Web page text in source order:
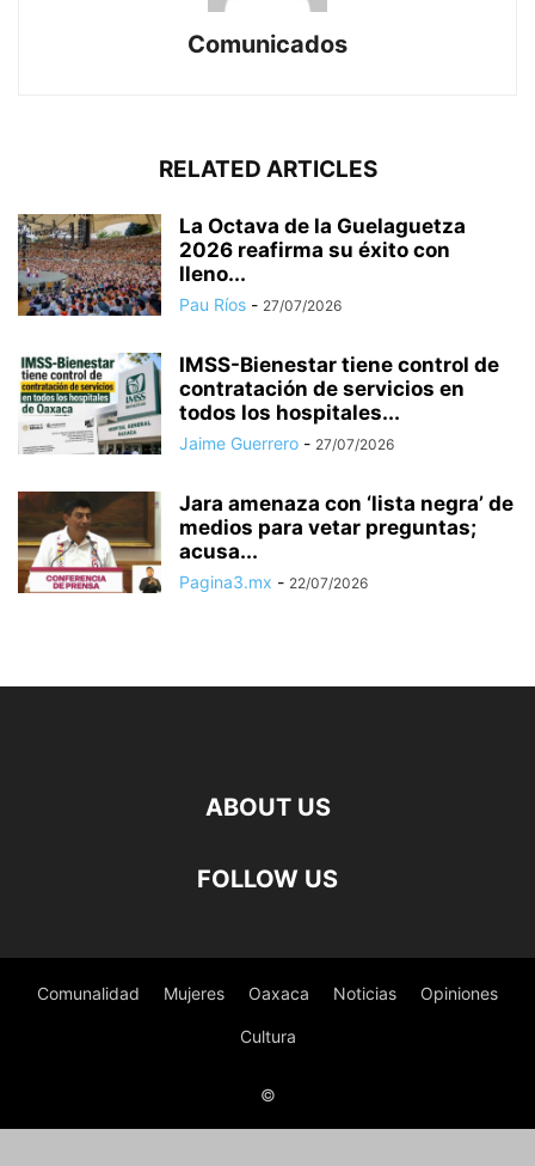
Comunicados
RELATED ARTICLES
La Octava de la Guelaguetza
2026 reafirma su éxito con
lleno...
Pau Ríos - 27/07/2026
IMSS-Bienestar tiene control de
contratación de servicios en
todos los hospitales...
Jaime Guerrero - 27/07/2026
Jara amenaza con ‘lista negra’ de
medios para vetar preguntas;
acusa...
Pagina3.mx - 22/07/2026
ABOUT US
FOLLOW US
Comunalidad Mujeres Oaxaca Noticias Opiniones
Cultura
©